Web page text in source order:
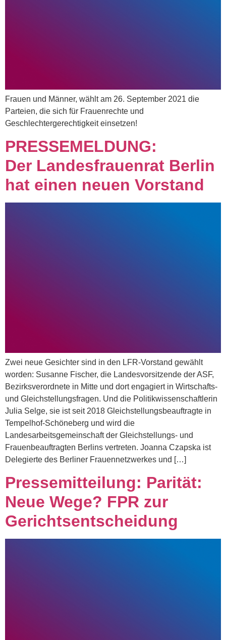
Frauen und Männer, wählt am 26. September 2021 die
Parteien, die sich für Frauenrechte und
Geschlechtergerechtigkeit einsetzen!
PRESSEMELDUNG:
Der Landesfrauenrat Berlin
hat einen neuen Vorstand
Zwei neue Gesichter sind in den LFR-Vorstand gewählt
worden: Susanne Fischer, die Landesvorsitzende der ASF,
Bezirksverordnete in Mitte und dort engagiert in Wirtschafts-
und Gleichstellungsfragen. Und die Politikwissenschaftlerin
Julia Selge, sie ist seit 2018 Gleichstellungsbeauftragte in
Tempelhof-Schöneberg und wird die
Landesarbeitsgemeinschaft der Gleichstellungs- und
Frauenbeauftragten Berlins vertreten. Joanna Czapska ist
Delegierte des Berliner Frauennetzwerkes und […]
Pressemitteilung: Parität:
Neue Wege? FPR zur
Gerichtsentscheidung